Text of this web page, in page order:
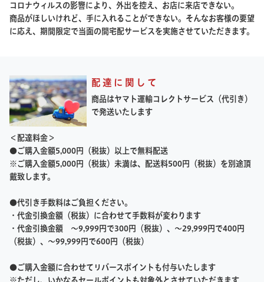
コロナウィルスの影響により、外出を控え、お店に来店できない。
商品がほしいけれど、手に入れることができない。そんなお客様の要望
に応え、期間限定で当面の間宅配サービスを実施させていただきます。
配達に関して
商品はヤマト運輸コレクトサービス（代引き）
で発送いたします
＜配達料金＞
●ご購入金額5,000円（税抜）以上で無料配送
※ご購入金額5,000円（税抜）未満は、配送料500円（税抜）を別途頂
戴致します。
●代引き手数料はご負担ください。
・代金引換金額（税抜）に合わせて手数料が変わります
・代金引換金額 ～9,999円で300円（税抜）、～29,999円で400円
（税抜）、～99,999円で600円（税抜）
●ご購入金額に合わせてリバースポイントも付与いたします